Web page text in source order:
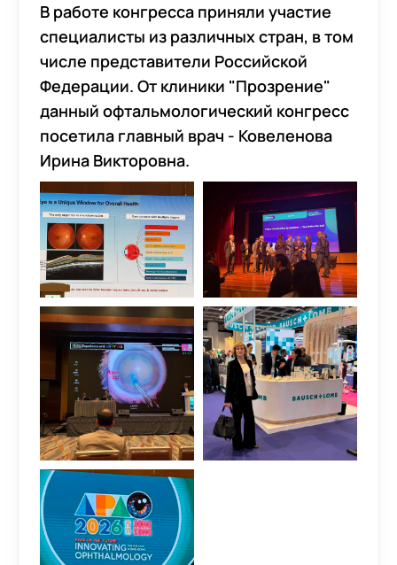
В работе конгресса приняли участие
специалисты из различных стран, в том
числе представители Российской
Федерации. От клиники "Прозрение"
данный офтальмологический конгресс
посетила главный врач - Ковеленова
Ирина Викторовна.